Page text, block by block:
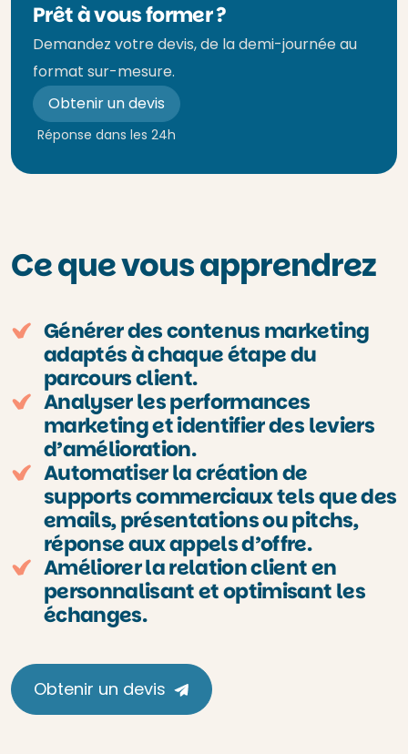
Prêt à vous former ?
Demandez votre devis, de la demi-journée au
format sur-mesure.
Obtenir un devis
Réponse dans les 24h
Ce que vous apprendrez
Générer des contenus marketing
adaptés à chaque étape du
parcours client.
Analyser les performances
marketing et identifier des leviers
d’amélioration.
Automatiser la création de
supports commerciaux tels que des
emails, présentations ou pitchs,
réponse aux appels d’offre.
Améliorer la relation client en
personnalisant et optimisant les
échanges.
Obtenir un devis